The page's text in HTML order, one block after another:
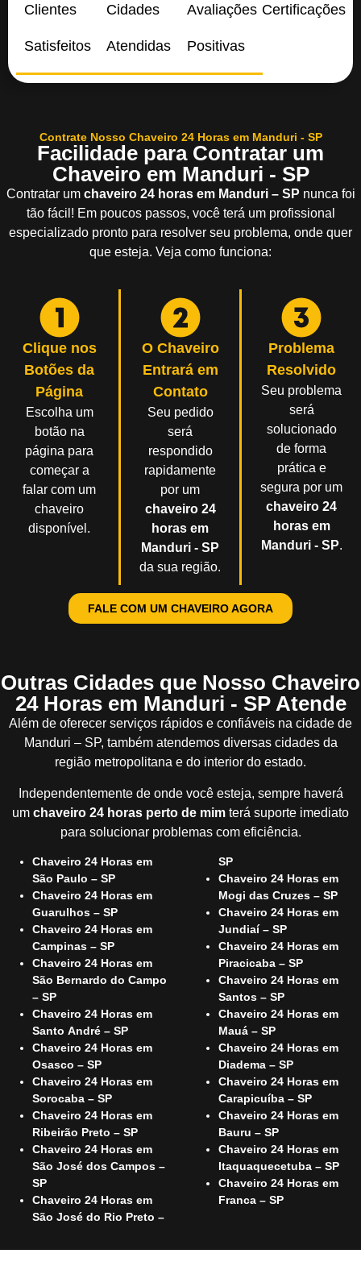
Clientes
Satisfeitos
Cidades
Atendidas
Avaliações
Positivas
Certificações
Contrate Nosso Chaveiro 24 Horas em Manduri - SP
Facilidade para Contratar um
Chaveiro em Manduri - SP
Contratar um chaveiro 24 horas em Manduri – SP nunca foi
tão fácil! Em poucos passos, você terá um profissional
especializado pronto para resolver seu problema, onde quer
que esteja. Veja como funciona:
Clique nos
Botões da
Página
Escolha um
botão na
página para
começar a
falar com um
chaveiro
disponível.
O Chaveiro
Entrará em
Contato
Seu pedido
será
respondido
rapidamente
por um
chaveiro 24
horas em
Manduri - SP
da sua região.
Problema
Resolvido
Seu problema
será
solucionado
de forma
prática e
segura por um
chaveiro 24
horas em
Manduri - SP.
FALE COM UM CHAVEIRO AGORA
Outras Cidades que Nosso Chaveiro
24 Horas em Manduri - SP Atende
Além de oferecer serviços rápidos e confiáveis na cidade de
Manduri – SP, também atendemos diversas cidades da
região metropolitana e do interior do estado.
Independentemente de onde você esteja, sempre haverá
um chaveiro 24 horas perto de mim terá suporte imediato
para solucionar problemas com eficiência.
Chaveiro 24 Horas em
São Paulo – SP
Chaveiro 24 Horas em
Guarulhos – SP
Chaveiro 24 Horas em
Campinas – SP
Chaveiro 24 Horas em
São Bernardo do Campo
– SP
Chaveiro 24 Horas em
Santo André – SP
Chaveiro 24 Horas em
Osasco – SP
Chaveiro 24 Horas em
Sorocaba – SP
Chaveiro 24 Horas em
Ribeirão Preto – SP
Chaveiro 24 Horas em
São José dos Campos –
SP
Chaveiro 24 Horas em
São José do Rio Preto –
SP
Chaveiro 24 Horas em
Mogi das Cruzes – SP
Chaveiro 24 Horas em
Jundiaí – SP
Chaveiro 24 Horas em
Piracicaba – SP
Chaveiro 24 Horas em
Santos – SP
Chaveiro 24 Horas em
Mauá – SP
Chaveiro 24 Horas em
Diadema – SP
Chaveiro 24 Horas em
Carapicuíba – SP
Chaveiro 24 Horas em
Bauru – SP
Chaveiro 24 Horas em
Itaquaquecetuba – SP
Chaveiro 24 Horas em
Franca – SP